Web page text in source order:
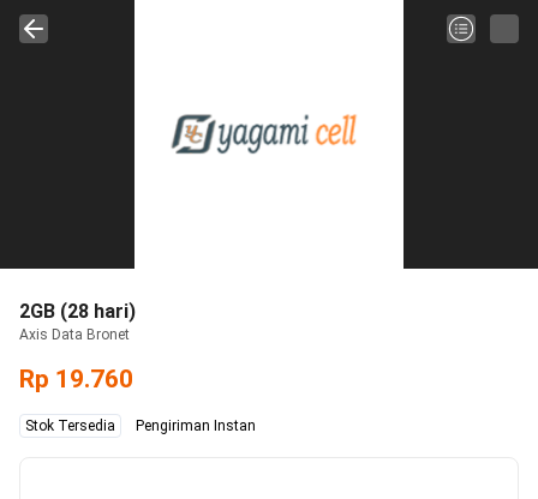
2GB (28 hari)
Axis Data Bronet
Rp 19.760
Stok Tersedia Pengiriman Instan